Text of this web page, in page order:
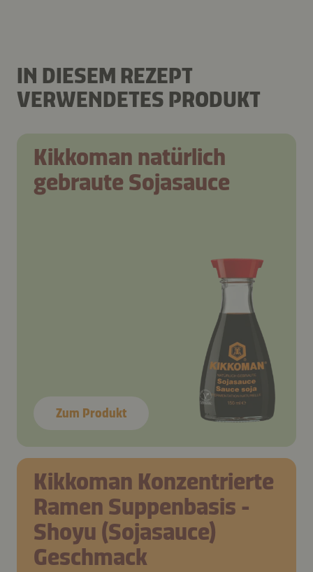
IN DIESEM REZEPT
VERWENDETES PRODUKT
Kikkoman natürlich
gebraute Sojasauce
Zum Produkt
Kikkoman Konzentrierte
Ramen Suppenbasis -
Shoyu (Sojasauce)
Geschmack